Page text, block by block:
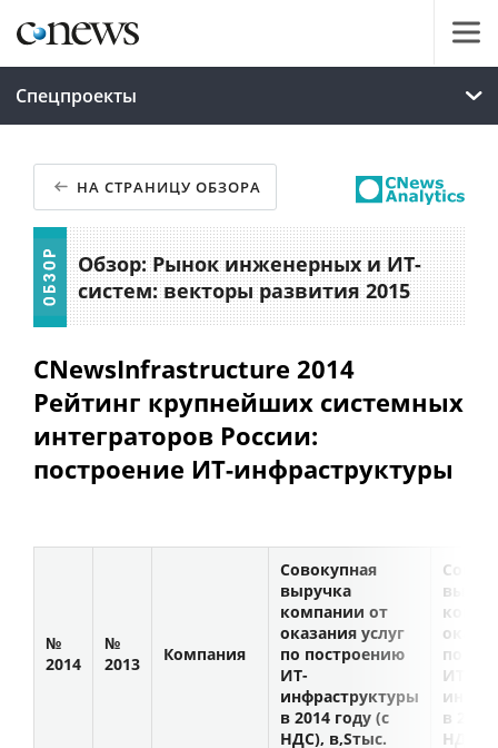
Спецпроекты
НА СТРАНИЦУ ОБЗОРА
Обзор: Рынок инженерных и ИТ-
систем: векторы развития 2015
CNewsInfrastructure 2014
Рейтинг крупнейших системных
интеграторов России:
построение ИТ-инфраструктуры
№
2014
№
2013
Компания
Совокупная
выручка
компании от
оказания услуг
по построению
ИТ-
инфраструктуры
в 2014 году (с
НДС),
тыс.
по
ИТ-
в 2013
НДС),